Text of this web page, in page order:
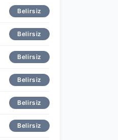
Belirsiz
Belirsiz
Belirsiz
Belirsiz
Belirsiz
Belirsiz